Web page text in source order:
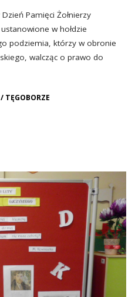
Pamięci Żołnierzy
w hołdzie
podziemia, którzy w obronie
walcząc o prawo do
TĘGOBORZE